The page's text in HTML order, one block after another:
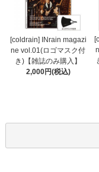
[coldrain] INrain magazi
ne vol.01(ロゴマスク付
き)【雑誌のみ購入】
2,000円(税込)